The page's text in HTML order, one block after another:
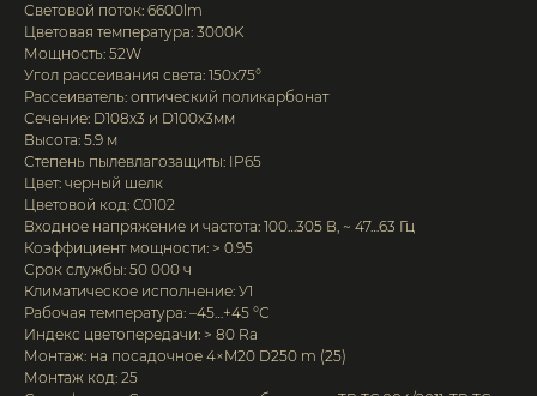
Световой поток: 6600lm
Цветовая температура: 3000K
Мощность: 52W
Угол рассеивания света: 150x75°
Рассеиватель: оптический поликарбонат
Сечение: D108x3 и D100x3мм
Выcота: 5.9 м
Степень пылевлагозащиты: IP65
Цвет: черный шелк
Цветовой код: C0102
Входное напряжение и частота: 100…305 В, ~ 47…63 Гц
Коэффициент мощности: > 0.95
Срок службы: 50 000 ч
Климатическое исполнение: У1
Рабочая температура: –45…+45 °С
Индекс цветопередачи: > 80 Ra
Монтаж: на посадочное 4×M20 D250 m (25)
Монтаж код: 25